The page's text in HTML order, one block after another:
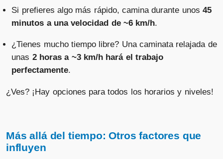
Si prefieres algo más rápido, camina durante unos 45
minutos a una velocidad de ~6 km/h.
¿Tienes mucho tiempo libre? Una caminata relajada de
unas 2 horas a ~3 km/h hará el trabajo
perfectamente.
¿Ves? ¡Hay opciones para todos los horarios y niveles!
Más allá del tiempo: Otros factores que
influyen